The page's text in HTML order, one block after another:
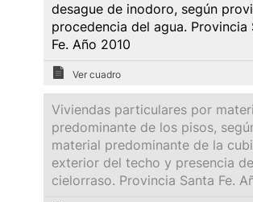
desague de inodoro, según
procedencia del agua. Provincia
Fe. Año 2010
Ver cuadro
Viviendas particulares por
predominante de los pisos,
material predominante de la
exterior del techo y presencia de
cielorraso. Provincia Santa Fe.